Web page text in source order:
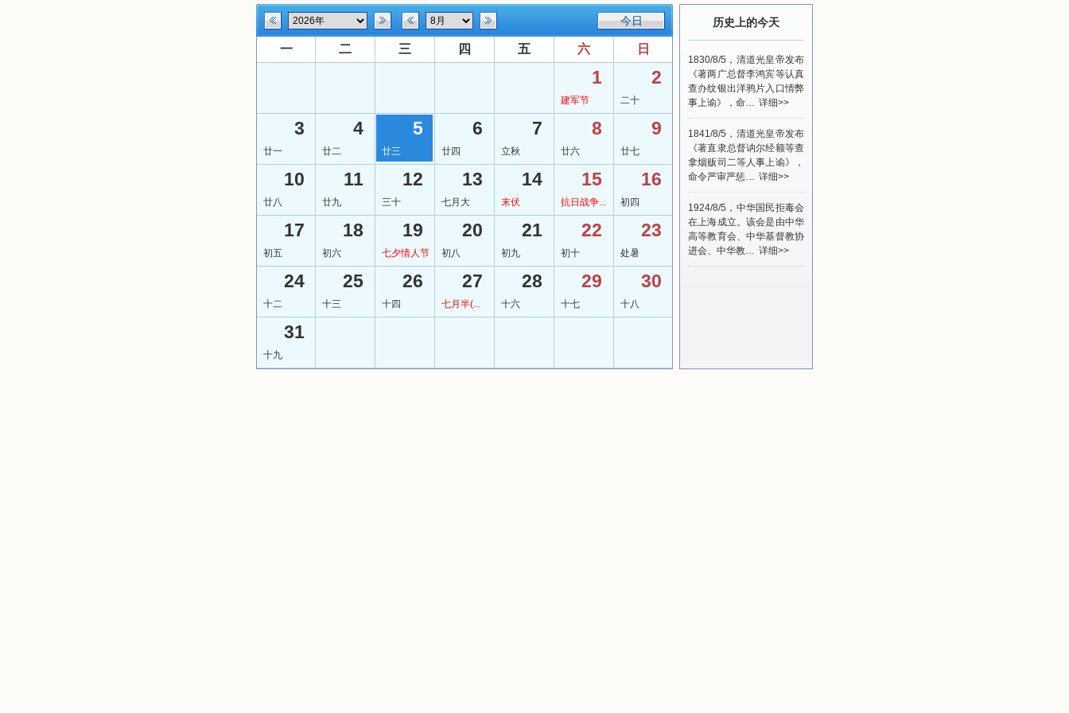
一 二 三 四 五 六 日
1
建军节
2
二十
3
廿一
4
廿二
5
廿三
6
廿四
7
立秋
8
廿六
9
廿七
10
廿八
11
廿九
12
三十
13
七月大
14
末伏
15
抗日战争...
16
初四
17
初五
18
初六
19
七夕情人节
20
初八
21
初九
22
初十
23
处暑
24
十二
25
十三
26
十四
27
七月半(...
28
十六
29
十七
30
十八
31
十九
历史上的今天
1830/8/5，清道光皇帝发布
《著两广总督李鸿宾等认真
查办纹银出洋鸦片入口情弊
事上谕》，命… 详细>>
1841/8/5，清道光皇帝发布
《著直隶总督讷尔经额等查
拿烟贩司二等人事上谕》，
命令严审严惩… 详细>>
1924/8/5，中华国民拒毒会
在上海成立。该会是由中华
高等教育会、中华基督教协
进会、中华教… 详细>>